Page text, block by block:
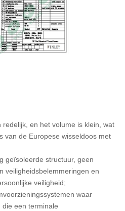
ANSI/IEEE normen
K-1 (Standaard)
en het volume is klein, wat
van de Europese wisseldoos met
geïsoleerde structuur, geen
veiligheidsbelemmeringen en
veiligheid;
waar
een terminale